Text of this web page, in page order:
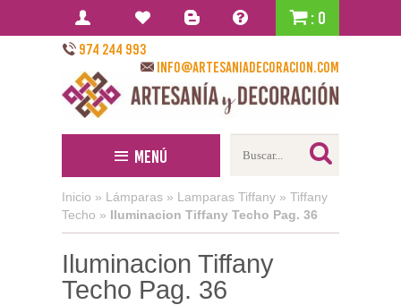
: 0
974 244 993
info@artesaniadecoracion.com
Menú
Inicio » Lámparas » Lamparas Tiffany » Tiffany
Techo » Iluminacion Tiffany Techo Pag. 36
Iluminacion Tiffany
Techo Pag. 36